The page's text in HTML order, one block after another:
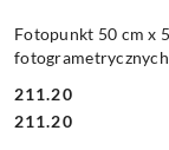
Fotopunkt 50 cm x
Cena:
211.20
Cena:
211.20